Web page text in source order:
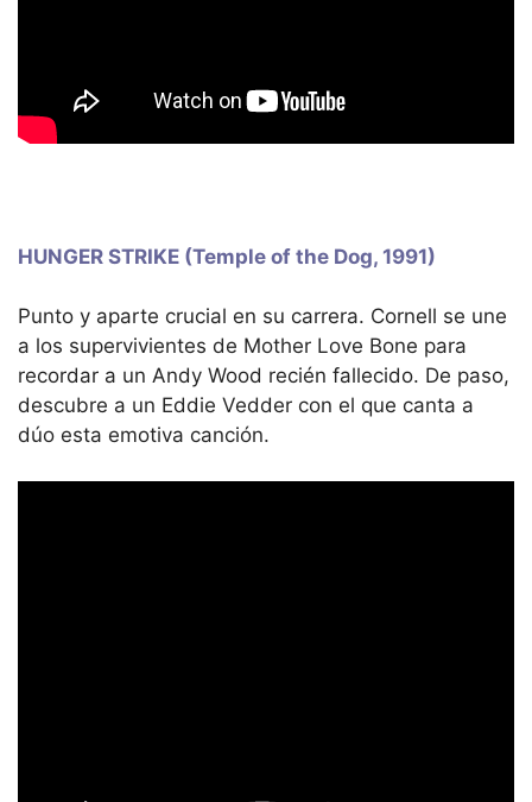
HUNGER STRIKE (Temple of the Dog, 1991)
Punto y aparte crucial en su carrera. Cornell se une
a los supervivientes de Mother Love Bone para
recordar a un Andy Wood recién fallecido. De paso,
descubre a un Eddie Vedder con el que canta a
dúo esta emotiva canción.